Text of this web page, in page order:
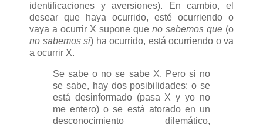
identificaciones y aversiones). En cambio, el
desear que haya ocurrido, esté ocurriendo o
vaya a ocurrir X supone que no sabemos que (o
no sabemos si) ha ocurrido, está ocurriendo o va
a ocurrir X.
Se sabe o no se sabe X. Pero si no
se sabe, hay dos posibilidades: o se
está desinformado (pasa X y yo no
me entero) o se está atorado en un
desconocimiento dilemático,